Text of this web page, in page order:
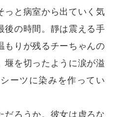
っと病室から出ていく気
後の時間。靜は震える手
もりが残るチーちゃんの
堰を切ったように涙が溢
ーツに染みを作ってい
だろうか。彼女は虚ろな